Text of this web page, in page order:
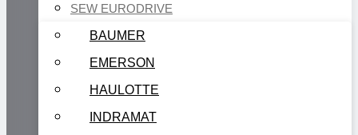
SEW EURODRIVE
BAUMER
EMERSON
HAULOTTE
INDRAMAT